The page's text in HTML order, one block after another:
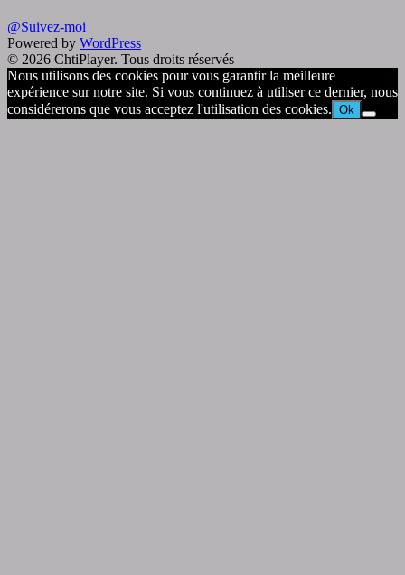
@Suivez-moi
Powered by WordPress
© 2026 ChtiPlayer. Tous droits réservés
Nous utilisons des cookies pour vous garantir la meilleure
expérience sur notre site. Si vous continuez à utiliser ce dernier, nous
considérerons que vous acceptez l'utilisation des cookies. Ok